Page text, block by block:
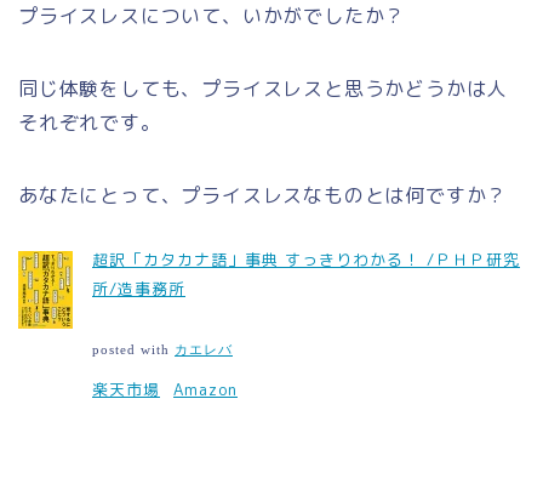
プライスレスについて、いかがでしたか？
同じ体験をしても、プライスレスと思うかどうかは人
それぞれです。
あなたにとって、プライスレスなものとは何ですか？
超訳「カタカナ語」事典 すっきりわかる！ /ＰＨＰ研究
所/造事務所
posted with カエレバ
楽天市場 Amazon